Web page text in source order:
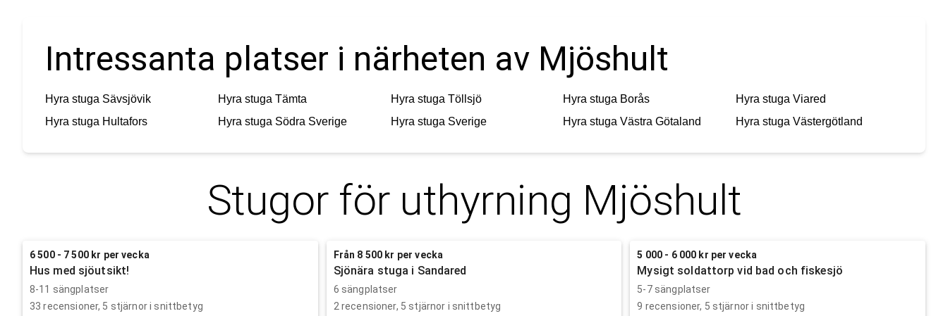
Intressanta platser i närheten av Mjöshult
Hyra stuga Sävsjövik Hyra stuga Tämta Hyra stuga Töllsjö Hyra stuga Borås Hyra stuga Viared
Hyra stuga Hultafors Hyra stuga Södra Sverige Hyra stuga Sverige Hyra stuga Västra Götaland Hyra stuga Västergötland
Stugor för uthyrning Mjöshult
6 500 - 7 500 kr per vecka
Hus med sjöutsikt!
8-11 sängplatser
33 recensioner, 5 stjärnor i snittbetyg
Från 8 500 kr per vecka
Sjönära stuga i Sandared
6 sängplatser
2 recensioner, 5 stjärnor i snittbetyg
5 000 - 6 000 kr per vecka
Mysigt soldattorp vid bad och fiskesjö
5-7 sängplatser
9 recensioner, 5 stjärnor i snittbetyg